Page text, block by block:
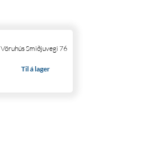
Vöruhús Smiðjuvegi 76
Til á lager